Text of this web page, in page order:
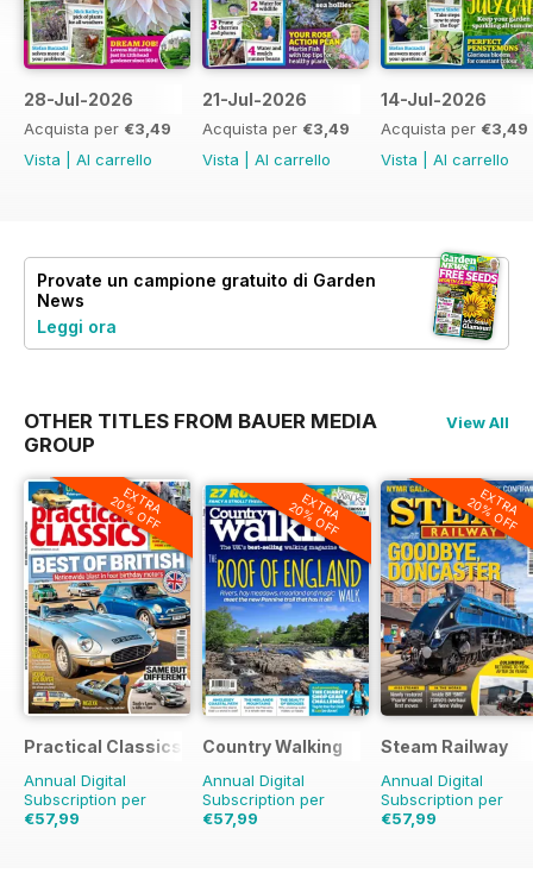
28-Jul-2026
Acquista per €3,49
Vista
Al carrello
21-Jul-2026
Acquista per €3,49
Vista
Al carrello
14-Jul-2026
Acquista per €3,49
Vista
Al carrello
Provate un campione gratuito di Garden
News
Leggi ora
OTHER TITLES FROM BAUER MEDIA
GROUP
View All
EXTRA
20% OFF
Practical Classics
Annual Digital
Subscription per
€57,99
EXTRA
20% OFF
Country Walking
Annual Digital
Subscription per
€57,99
EXTRA
20% OFF
Steam Railway
Annual Digital
Subscription per
€57,99